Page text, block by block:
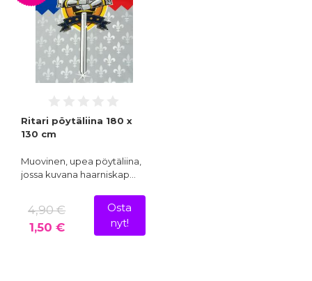
Ritari pöytäliina 180 x
130 cm
Muovinen, upea pöytäliina,
jossa kuvana haarniskap…
4,90 €
1,50 €
Osta
nyt!